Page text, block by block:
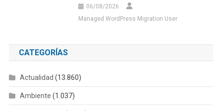
06/08/2026
Managed WordPress Migration User
CATEGORÍAS
Actualidad (13.860)
Ambiente (1.037)